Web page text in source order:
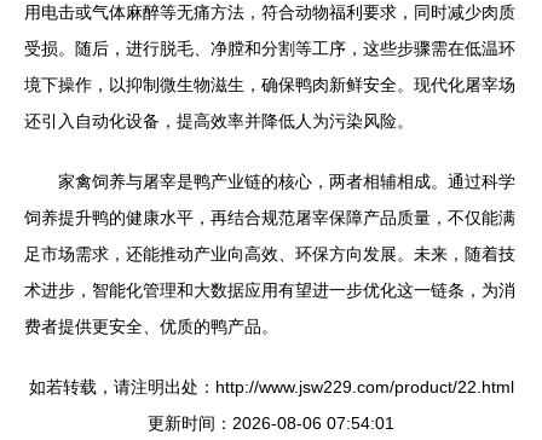
用电击或气体麻醉等无痛方法，符合动物福利要求，同时减少肉质
受损。随后，进行脱毛、净膛和分割等工序，这些步骤需在低温环
境下操作，以抑制微生物滋生，确保鸭肉新鲜安全。现代化屠宰场
还引入自动化设备，提高效率并降低人为污染风险。
家禽饲养与屠宰是鸭产业链的核心，两者相辅相成。通过科学
饲养提升鸭的健康水平，再结合规范屠宰保障产品质量，不仅能满
足市场需求，还能推动产业向高效、环保方向发展。未来，随着技
术进步，智能化管理和大数据应用有望进一步优化这一链条，为消
费者提供更安全、优质的鸭产品。
如若转载，请注明出处：http://www.jsw229.com/product/22.html
更新时间：2026-08-06 07:54:01